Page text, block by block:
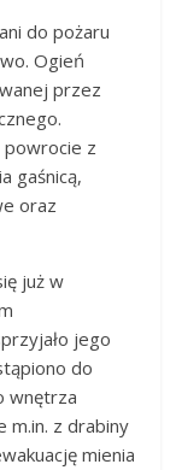
do pożaru
Ogień
przez
powrocie z
gaśnicą,
oraz
już w
jego
do
wnętrza
m.in. z drabiny
mienia